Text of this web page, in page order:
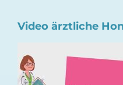
Video ärztliche